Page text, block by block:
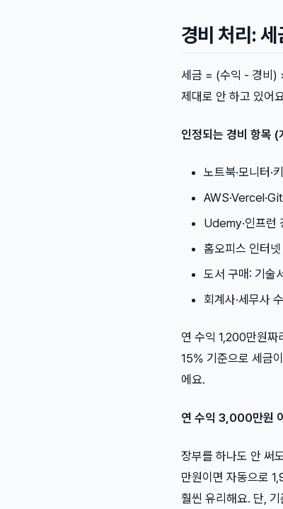
경비 처리:
세금 = (수익 - 경비)
제대로 안 하고 있어
인정되는 경비 항목 (
노트북·모니터·
Udemy·인프런
홈오피스 인터
도서 구매: 기술
회계사·세무사
연 수익 1,200만원
15% 기준으로 세금
에요.
연 수익 3,000만원
장부를 하나도 안 써
만원이면 자동으로
훨씬 유리해요. 단,